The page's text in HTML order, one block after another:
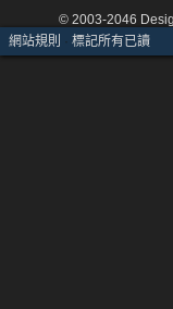
© 2003-2046
網站規則 · 標記所有已讀